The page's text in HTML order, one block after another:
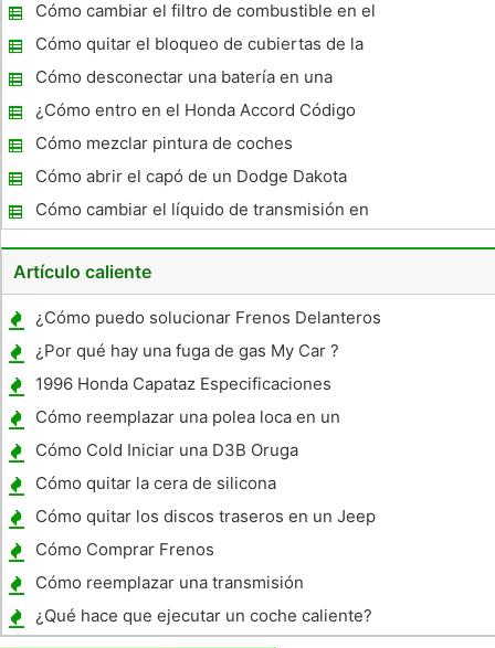
línea de freno con un Mityvac
Cómo cambiar el filtro de combustible en el
Sunfire
Cómo quitar el bloqueo de cubiertas de la
rueda
Cómo desconectar una batería en una
odisea
¿Cómo entro en el Honda Accord Código
Stereo 2002?
Cómo mezclar pintura de coches
Cómo abrir el capó de un Dodge Dakota
Cómo cambiar el líquido de transmisión en
un Toyota Tundra
Artículo caliente
¿Cómo puedo solucionar Frenos Delanteros
una de Saturn Ion 2004?
¿Por qué hay una fuga de gas My Car ?
1996 Honda Capataz Especificaciones
Cómo reemplazar una polea loca en un
Dodge
Cómo Cold Iniciar una D3B Oruga
Cómo quitar la cera de silicona
Cómo quitar los discos traseros en un Jeep
Liberty
Cómo Comprar Frenos
Cómo reemplazar una transmisión
desembrague Cojinete Manual
¿Qué hace que ejecutar un coche caliente?